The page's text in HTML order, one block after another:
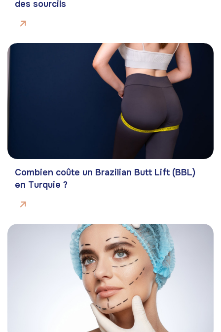
des sourcils
Combien coûte un Brazilian Butt Lift (BBL)
en Turquie ?